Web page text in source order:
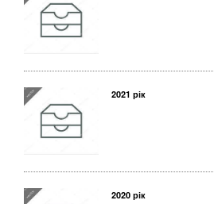
2021 рік
2020 рік